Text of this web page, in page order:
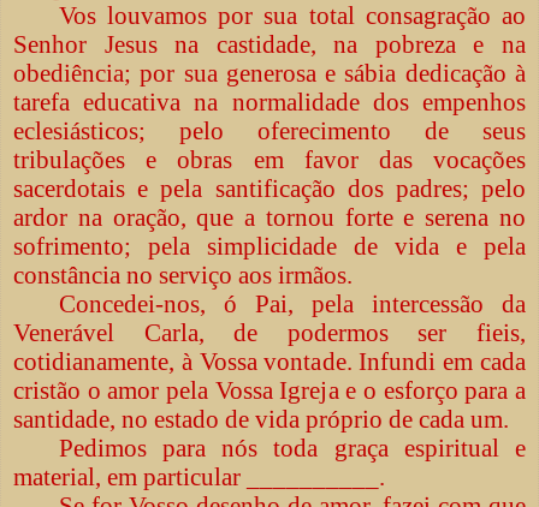
Vos louvamos por sua total consagração ao
Senhor Jesus na castidade, na pobreza e na
obediência; por sua generosa e sábia dedicação à
tarefa educativa na normalidade dos empenhos
eclesiásticos; pelo oferecimento de seus
tribulações e obras em favor das vocações
sacerdotais e pela santificação dos padres; pelo
ardor na oração, que a tornou forte e serena no
sofrimento; pela simplicidade de vida e pela
constância no serviço aos irmãos.
Concedei-nos, ó Pai, pela intercessão da
Venerável Carla, de podermos ser fieis,
cotidianamente, à Vossa vontade. Infundi em cada
cristão o amor pela Vossa Igreja e o esforço para a
santidade, no estado de vida próprio de cada um.
Pedimos para nós toda graça espiritual e
material, em particular __________.